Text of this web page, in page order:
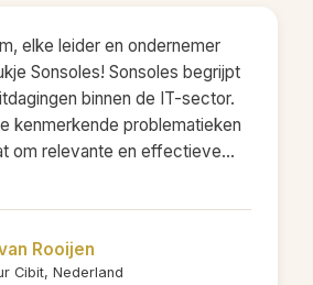
inspiring experience!"
elke leider en ondernemer
Sonsoles! Sonsoles begrijpt
binnen de IT-sector.
kenmerkende problematieken
om relevante en effectieve
expertise een aantal nieuwe
ontwikkeld, waaronder:
een Team Samenwerken in
Rooijen
Cibit, Nederland